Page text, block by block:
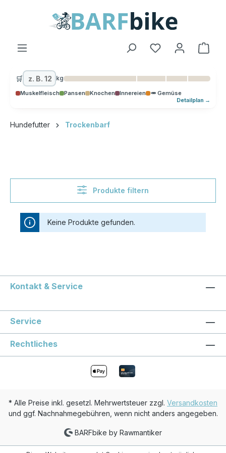
🛒 kg
Muskelfleisch Pansen Knochen Innereien 🥕 Gemüse
Detailplan →
Hundefutter Trockenbarf
Produkte filtern
Keine Produkte gefunden.
Kontakt & Service
Service
Rechtliches
* Alle Preise inkl. gesetzl. Mehrwertsteuer zzgl. Versandkosten
und ggf. Nachnahmegebühren, wenn nicht anders angegeben.
BARFbike by Rawmantiker